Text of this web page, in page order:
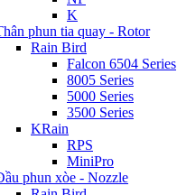
K
phun tia quay - Rotor
Rain Bird
Falcon 6504 Series
8005 Series
5000 Series
3500 Series
KRain
RPS
MiniPro
phun xòe - Nozzle